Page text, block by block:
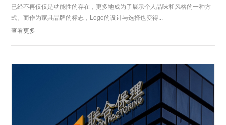
已经不再仅仅是功能性的存在，更多地成为了展示个人品味和风格的一种方
式。而作为家具品牌的标志，Logo的设计与选择也变得...
查看更多